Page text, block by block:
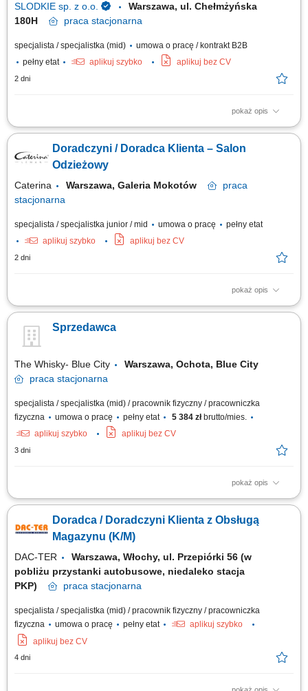
SLODKIE sp. z o.o.
Warszawa, ul. Chełmżyńska
180H
praca stacjonarna
specjalista / specjalistka (mid)
umowa o pracę / kontrakt B2B
pełny etat
aplikuj szybko aplikuj bez CV
2 dni
pokaż opis
Jak wygląda Twój dzień? Prowadzenie rozmów handlowych telefonicznie,
sprzedażowych oraz inicjowanie kontaktu z potencjalnymi partnerami;
Profesjonalne doradztwo w wyborze odpowiednich produktów;
Doradczyni / Doradca Klienta – Salon
Odzieżowy
Caterina Warszawa, Galeria Mokotów
praca
stacjonarna
specjalista / specjalistka junior / mid umowa o pracę
pełny etat
aplikuj szybko
aplikuj bez CV
2 dni
pokaż opis
Zakres obowiązków: Profesjonalna obsługa klientów zgodnie z
ekspozycję produktów; Obsługa kasy i systemu sprzedażowego;
Przygotowywanie raportów sprzedażowych; Przyjmowanie dostaw oraz
Sprzedawca
The Whisky- Blue City
Warszawa, Ochota, Blue City
praca stacjonarna
specjalista / specjalistka (mid) / pracownik fizyczny / pracowniczka
fizyczna
umowa o pracę pełny etat 5 384 złbrutto/mies.
aplikuj szybko
aplikuj bez CV
3 dni
pokaż opis
Zakres obowiązków: Obsługa kasy fiskalnej. Obsługa klientów na sali
(wykładanie towaru, prawidłowa ekspozycja, dbałość o porządek w
sklepie). Kontrola jakości produktów. Przyjmowanie dostaw. Obsługa
Doradca / Doradczyni Klienta z Obsługą
Magazynu (K/M)
DAC-TER
Warszawa, Włochy, ul. Przepiórki 56 (w
pobliżu przystanki autobusowe, niedaleko stacja
PKP)
praca stacjonarna
specjalista / specjalistka (mid) / pracownik fizyczny / pracowniczka
fizyczna
umowa o pracę pełny etat
aplikuj szybko
aplikuj bez CV
4 dni